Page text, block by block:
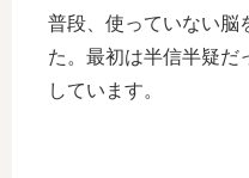
普段、使っていない脳
た。最初は半信半疑だ
しています。